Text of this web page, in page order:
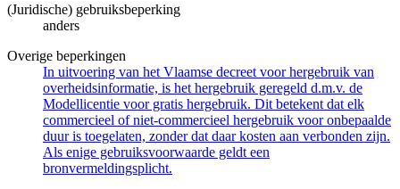
(Juridische) gebruiksbeperking
anders
Overige beperkingen
In uitvoering van het Vlaamse decreet voor hergebruik van
overheidsinformatie, is het hergebruik geregeld d.m.v. de
Modellicentie voor gratis hergebruik. Dit betekent dat elk
commercieel of niet-commercieel hergebruik voor onbepaalde
duur is toegelaten, zonder dat daar kosten aan verbonden zijn.
Als enige gebruiksvoorwaarde geldt een
bronvermeldingsplicht.